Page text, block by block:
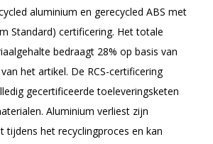
aluminium en gerecycled ABS met
Standard) certificering. Het totale
bedraagt 28% op basis van
het artikel. De RCS-certificering
gecertificeerde toeleveringsketen
Aluminium verliest zijn
tijdens het recyclingproces en kan